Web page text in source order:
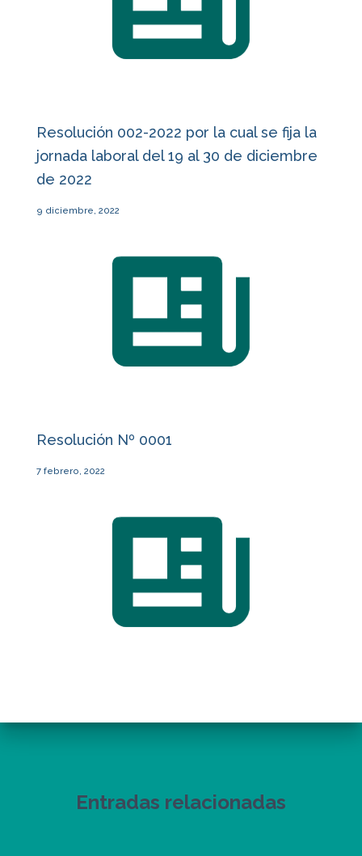
Resolución 002-2022 por la cual se fija la
jornada laboral del 19 al 30 de diciembre
de 2022
9 diciembre, 2022
Resolución Nº 0001
7 febrero, 2022
Entradas relacionadas